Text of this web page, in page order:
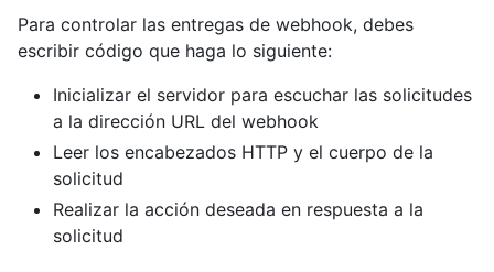
Para controlar las entregas de webhook, debes
escribir código que haga lo siguiente:
Inicializar el servidor para escuchar las solicitudes
a la dirección URL del webhook
Leer los encabezados HTTP y el cuerpo de la
solicitud
Realizar la acción deseada en respuesta a la
solicitud